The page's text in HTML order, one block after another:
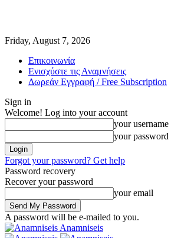
Friday, August 7, 2026
Επικοινωνία
Ενισχύστε τις Αναμνήσεις
Δωρεάν Εγγραφή / Free Subscription
Sign in
Welcome! Log into your account
your username
your password
Forgot your password? Get help
Password recovery
Recover your password
your email
A password will be e-mailed to you.
Anamniseis